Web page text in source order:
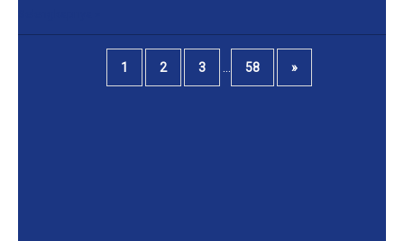
1 2 3 ... 58 »